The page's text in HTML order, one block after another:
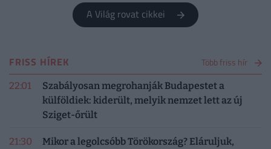
A Világ rovat cikkei
FRISS HÍREK Több friss hír
22:01
Szabályosan megrohanják Budapestet a
külföldiek: kiderült, melyik nemzet lett az új
Sziget-őrült
21:30
Mikor a legolcsóbb Törökország? Eláruljuk,